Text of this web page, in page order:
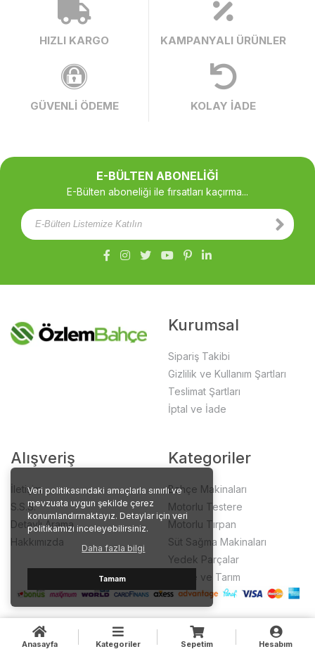
Veri politikasındaki amaçlarla sınırlı ve
mevzuata uygun şekilde çerez
konumlandırmaktayız. Detaylar için veri
politikamızı inceleyebilirsiniz.
Daha fazla bilgi
Tamam
HIZLI KARGO KAMPANYALI ÜRÜNLER
GÜVENLİ ÖDEME KOLAY İADE
E-BÜLTEN ABONELİĞİ
E-Bülten aboneliği ile fırsatları kaçırma...
Kurumsal
Sipariş Takibi
Gizlilik ve Kullanım Şartları
Teslimat Şartları
İptal ve İade
Alışveriş
İletişim
S.S.S.
Detaylı Arama
Hakkımızda
Kategoriler
Bahçe Makinaları
Motorlu Testere
Motorlu Tırpan
Süt Sağma Makinaları
Yedek Parçalar
Bahçe ve Tarım
Anasayfa Kategoriler Sepetim Hesabım